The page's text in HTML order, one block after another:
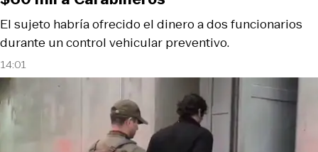
14:01
El sujeto habría ofrecido el dinero a dos funcionarios
durante un control vehicular preventivo.